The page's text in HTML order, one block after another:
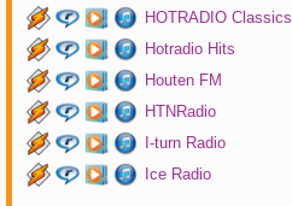
HOTRADIO Classics
Hotradio Hits
Houten FM
HTNRadio
I-turn Radio
Ice Radio